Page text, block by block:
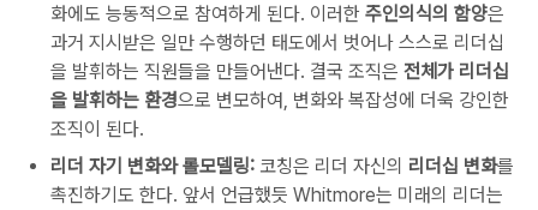
화에도 능동적으로 참여하게 된다. 이러한 주인의식의 함양은
과거 지시받은 일만 수행하던 태도에서 벗어나 스스로 리더십
을 발휘하는 직원들을 만들어낸다. 결국 조직은 전체가 리더십
을 발휘하는 환경으로 변모하여, 변화와 복잡성에 더욱 강인한
조직이 된다.
리더 자기 변화와 롤모델링: 코칭은 리더 자신의 리더십 변화를
촉진하기도 한다. 앞서 언급했듯 Whitmore는 미래의 리더는